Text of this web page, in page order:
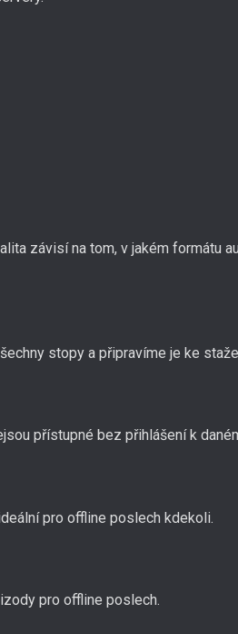
závisí na tom, v jakém formátu
stopy a připravíme je ke
přístupné bez přihlášení k
pro offline poslech kdekoli.
pro offline poslech.